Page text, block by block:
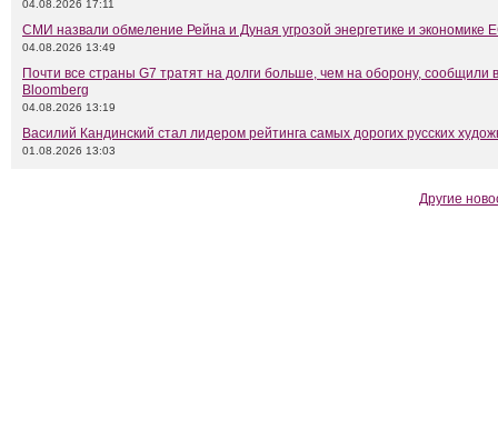
04.08.2026 17:11
СМИ назвали обмеление Рейна и Дуная угрозой энергетике и экономике
04.08.2026 13:49
Почти все страны G7 тратят на долги больше, чем на оборону, сообщили в
Bloomberg
04.08.2026 13:19
Василий Кандинский стал лидером рейтинга самых дорогих русских
01.08.2026 13:03
Другие